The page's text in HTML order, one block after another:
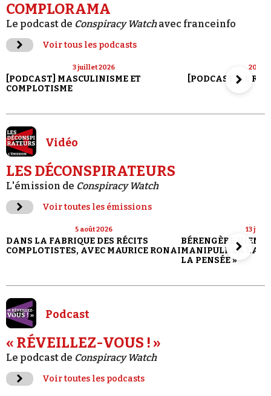
COMPLORAMA
Le podcast de Conspiracy Watchavec franceinfo
Voir tous les podcasts
3 juillet 2026
[PODCAST] MASCULINISME ET
COMPLOTISME
20
[PODCAST] LE
Vidéo
LES DÉCONSPIRATEURS
L'émission de Conspiracy Watch
Voir toutes les émissions
5 août 2026
DANS LA FABRIQUE DES RÉCITS
COMPLOTISTES, AVEC MAURICE RONAI
13
BÉRENGÈRE
MANIPULE LA
LA PENSÉE »
Podcast
« RÉVEILLEZ-VOUS ! »
Le podcast de Conspiracy Watch
Voir toutes les podcasts